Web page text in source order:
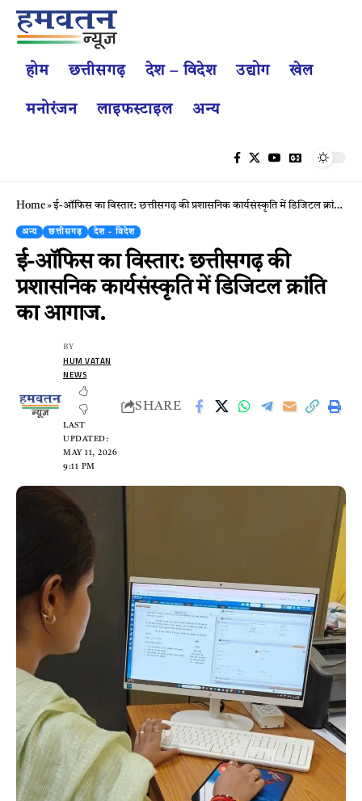
होम छत्तीसगढ़ देश – विदेश उद्योग खेल
मनोरंजन लाइफस्टाइल अन्य
Home»ई-ऑफिस का विस्तार: छत्तीसगढ़ की प्रशासनिक कार्यसंस्कृति में डिजिटल क्रांति का आगाज.
अन्य छत्तीसगढ़ देश - विदेश
ई-ऑफिस का विस्तार: छत्तीसगढ़ की
प्रशासनिक कार्यसंस्कृति में डिजिटल क्रांति
का आगाज.
LAST
UPDATED:
MAY 11, 2026
9:11 PM
BY
HUM VATAN
NEWS
SHARE